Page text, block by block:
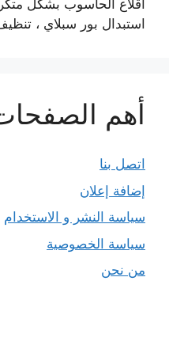
اقلاع الحاسوب بشكل
استبدال بور سبلاي ،
أهم
اتصل بنا
إضافة إعلان
سياسة النشر و الاستخدام
سياسة الخصوصية
من نحن